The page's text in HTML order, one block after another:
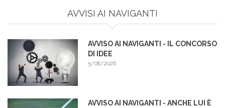
AVVISI AI NAVIGANTI
AVVISO AI NAVIGANTI - IL CONCORSO
DI IDEE
5/08/2026
AVVISO AI NAVIGANTI - ANCHE LUI È